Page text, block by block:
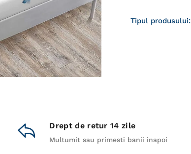
Tipul produsului:
Drept de retur 14 zile
Multumit sau primesti banii inapoi